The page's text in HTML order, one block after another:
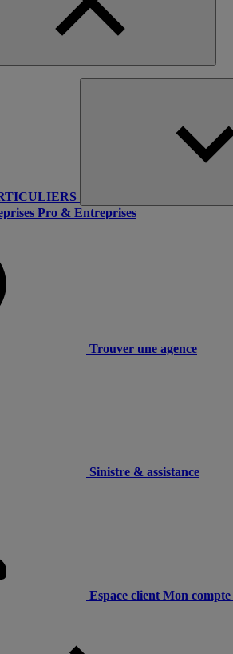
Pro & Entreprises
Trouver une agence
Sinistre & assistance
Espace client Mon compte